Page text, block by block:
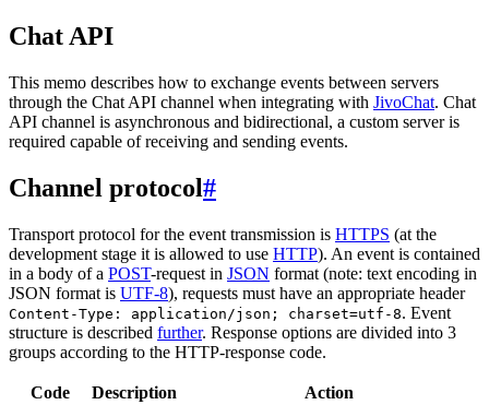
Chat API
This memo describes how to exchange events between servers
through the Chat API channel when integrating with JivoChat. Chat
API channel is asynchronous and bidirectional, a custom server is
required capable of receiving and sending events.
Channel protocol#
Transport protocol for the event transmission is HTTPS (at the
development stage it is allowed to use HTTP). An event is contained
in a body of a POST-request in JSON format (note: text encoding in
JSON format is UTF-8), requests must have an appropriate header
Content-Type: application/json; charset=utf-8. Event
structure is described further. Response options are divided into 3
groups according to the HTTP-response code.
Code Description Action